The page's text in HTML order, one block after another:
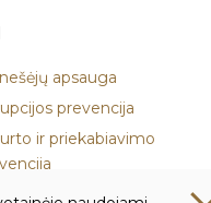
apsauga
prevencija
ir priekabiavimo